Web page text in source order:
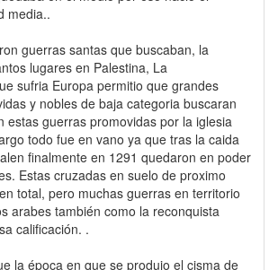
media..
guerras santas que buscaban, la
lugares en Palestina, La
sufria Europa permitio que grandes
y nobles de baja categoria buscaran
estas guerras promovidas por la iglesia
todo fue en vano ya que tras la caida
en poder
Estas cruzadas en suelo de proximo
total, pero muchas guerras en territorio
arabes también como la reconquista
iberica tuvieron esa calificación. .
la época en que se produjo el cisma de